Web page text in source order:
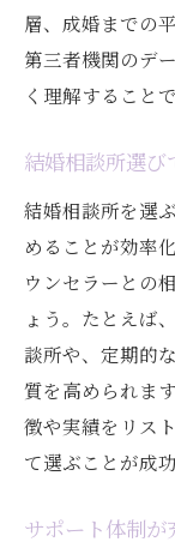
層、成婚までの
第三者機関のデ
く理解すること
結婚相談所選び
結婚相談所を選
めることが効率
ウンセラーとの
ょう。たとえば
談所や、定期的
質を高められま
徴や実績をリス
て選ぶことが成
サポート体制